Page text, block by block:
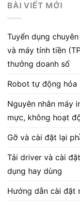
BÀI VIẾT MỚI
Tuyển dụng
và máy tính tiền
thưởng doanh số
Robot tự động hóa
Nguyên nhân máy
mực, không hoạt
Gỡ và cài đặt lại
Tải driver và cài
dụng hay dùng
Hướng dẫn cài đặt